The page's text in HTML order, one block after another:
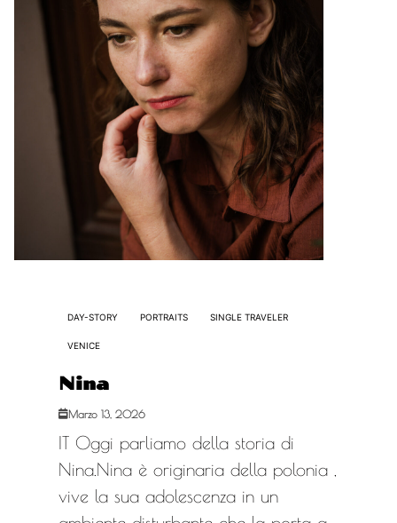
DAY-STORY PORTRAITS SINGLE TRAVELER
VENICE
Nina
Marzo 13, 2026
IT Oggi parliamo della storia di
Nina.Nina è originaria della polonia ,
vive la sua adolescenza in un